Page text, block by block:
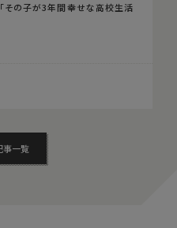
その子が3年間幸せな高校生活
事一覧